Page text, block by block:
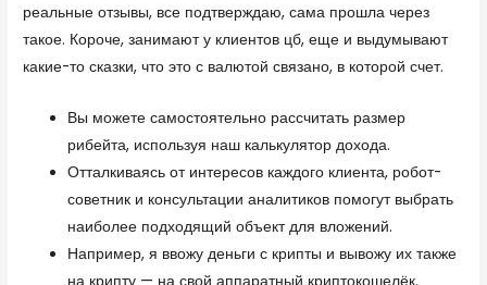
реальные отзывы, все подтверждаю, сама прошла через
такое. Короче, занимают у клиентов цб, еще и выдумывают
какие-то сказки, что это с валютой связано, в которой счет.
Вы можете самостоятельно рассчитать размер
рибейта, используя наш калькулятор дохода.
Отталкиваясь от интересов каждого клиента, робот-
советник и консультации аналитиков помогут выбрать
наиболее подходящий объект для вложений.
Например, я ввожу деньги с крипты и вывожу их также
на крипту — на свой аппаратный криптокошелёк.